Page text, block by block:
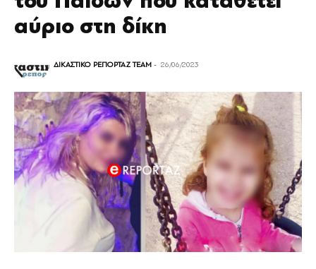
αύριο στη δίκη
ΔΙΚΑΣΤΙΚΟ ΡΕΠΟΡΤΑΖ TEAM - 26/06/2023